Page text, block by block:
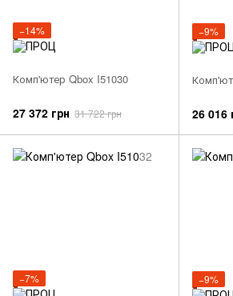
−14%
Комп'ютер Qbox I51030
27 372 грн 31 722 грн
−9%
26 016
−7% −9%